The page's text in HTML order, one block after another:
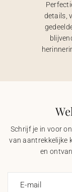
details,
Schrijf je in voor
van aantrekkelijke
en
E-mail